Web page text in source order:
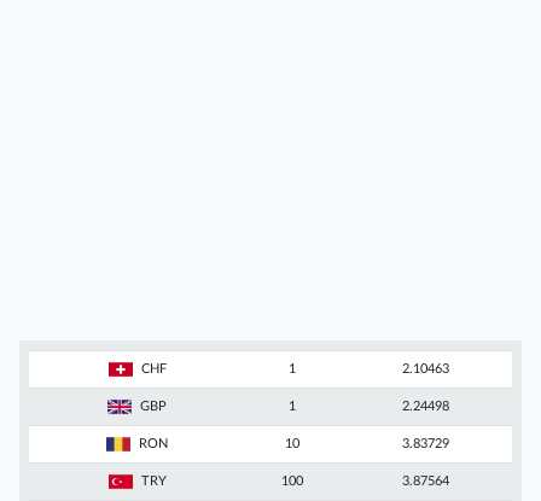
CHF 1 2.10463
GBP 1 2.24498
RON 10 3.83729
TRY 100 3.87564